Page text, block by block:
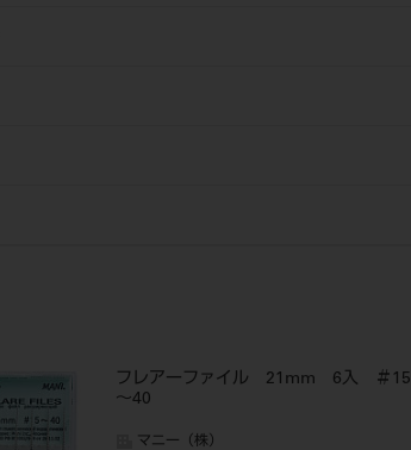
フレアーファイル 21mm 6入 ＃15
～40
マニー（株）